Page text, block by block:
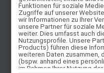
S-Spezial
Weiterlesen
Quick View
Funktionen für soziale
Zugriffe auf unserer
wir Informationen zu Ihrer
unsere Partner für soziale
weiter. Dies umfasst auch
Nutzungsprofile. Unsere
Products) führen diese
weiteren Daten zusammen,
(bspw. anhand eines
im Rahmen Ihrer Nutzung